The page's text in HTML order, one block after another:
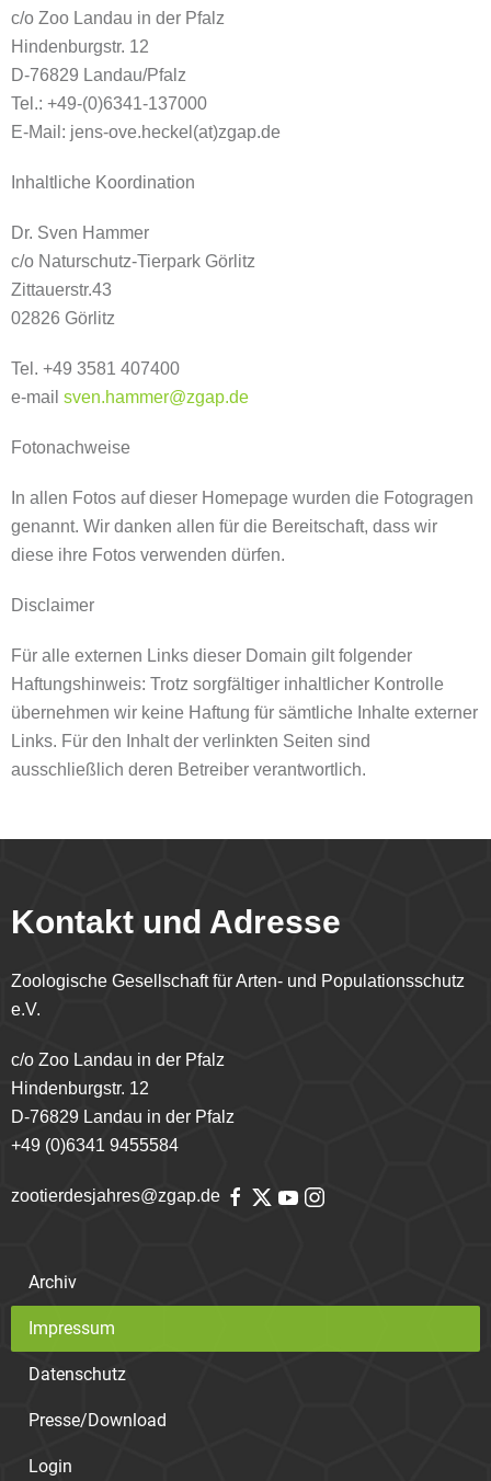
c/o Zoo Landau in der Pfalz
Hindenburgstr. 12
D-76829 Landau/Pfalz
Tel.: +49-(0)6341-137000
E-Mail: jens-ove.heckel(at)zgap.de
Inhaltliche Koordination
Dr. Sven Hammer
c/o Naturschutz-Tierpark Görlitz
Zittauerstr.43
02826 Görlitz
Tel. +49 3581 407400
e-mail sven.hammer@zgap.de
Fotonachweise
In allen Fotos auf dieser Homepage wurden die Fotogragen
genannt. Wir danken allen für die Bereitschaft, dass wir
diese ihre Fotos verwenden dürfen.
Disclaimer
Für alle externen Links dieser Domain gilt folgender
Haftungshinweis: Trotz sorgfältiger inhaltlicher Kontrolle
übernehmen wir keine Haftung für sämtliche Inhalte externer
Links. Für den Inhalt der verlinkten Seiten sind
ausschließlich deren Betreiber verantwortlich.
Kontakt und Adresse
Zoologische Gesellschaft für Arten- und Populationsschutz
e.V.
c/o Zoo Landau in der Pfalz
Hindenburgstr. 12
D-76829 Landau in der Pfalz
+49 (0)6341 9455584
zootierdesjahres@zgap.de
Archiv
Impressum
Datenschutz
Presse/Download
Login